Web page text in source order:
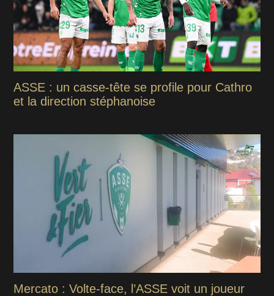
ASSE : un casse-tête se profile pour Cathro
et la direction stéphanoise
Mercato : Volte-face, l’ASSE voit un joueur